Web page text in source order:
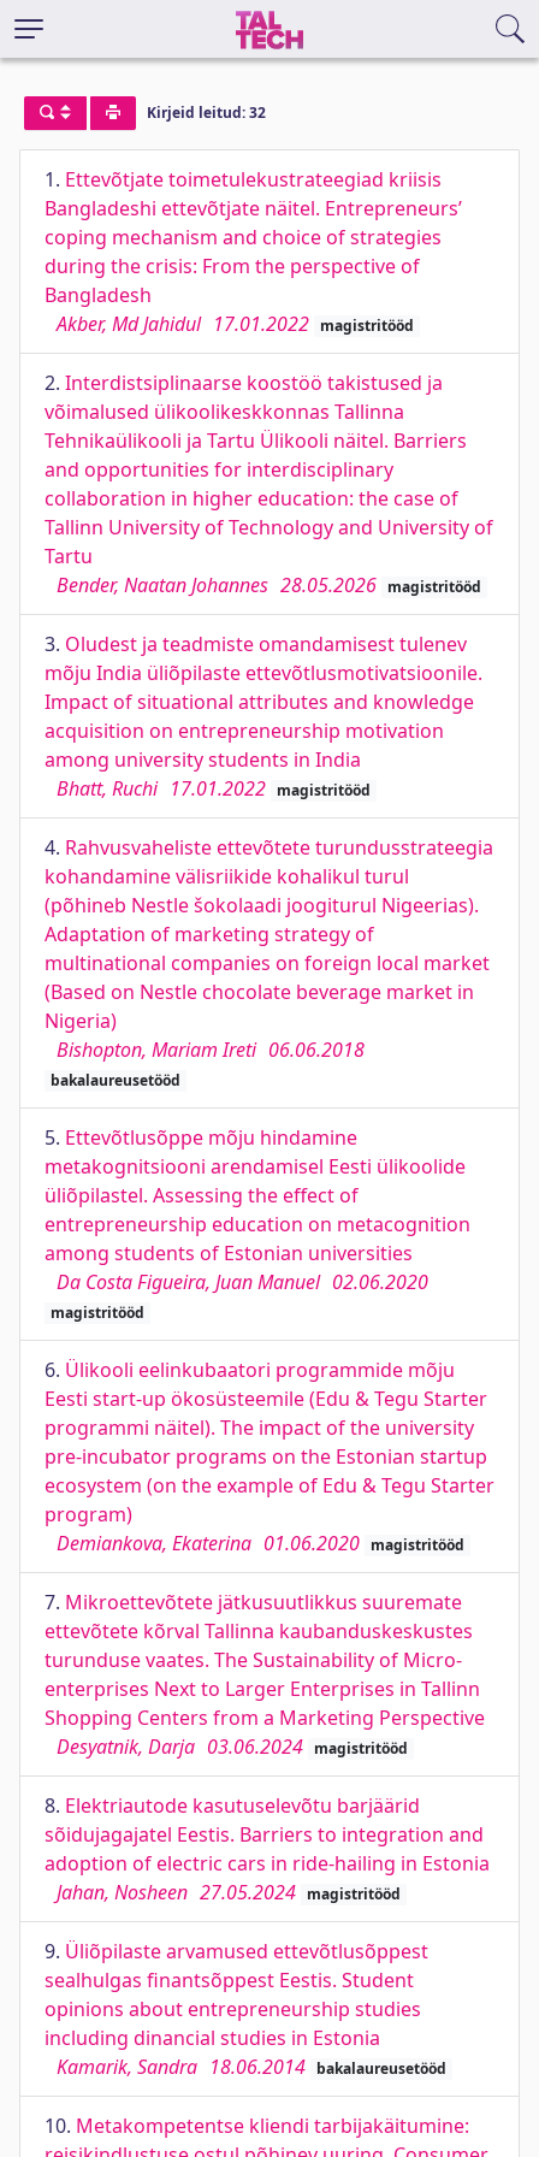
Kirjeid leitud: 32
1. Ettevõtjate toimetulekustrateegiad kriisis
Bangladeshi ettevõtjate näitel. Entrepreneurs’
coping mechanism and choice of strategies
during the crisis: From the perspective of
Bangladesh
Akber, Md Jahidul 17.01.2022 magistritööd
2. Interdistsiplinaarse koostöö takistused ja
võimalused ülikoolikeskkonnas Tallinna
Tehnikaülikooli ja Tartu Ülikooli näitel. Barriers
and opportunities for interdisciplinary
collaboration in higher education: the case of
Tallinn University of Technology and University of
Tartu
Bender, Naatan Johannes 28.05.2026 magistritööd
3. Oludest ja teadmiste omandamisest tulenev
mõju India üliõpilaste ettevõtlusmotivatsioonile.
Impact of situational attributes and knowledge
acquisition on entrepreneurship motivation
among university students in India
Bhatt, Ruchi 17.01.2022 magistritööd
4. Rahvusvaheliste ettevõtete turundusstrateegia
kohandamine välisriikide kohalikul turul
(põhineb Nestle šokolaadi joogiturul Nigeerias).
Adaptation of marketing strategy of
multinational companies on foreign local market
(Based on Nestle chocolate beverage market in
Nigeria)
Bishopton, Mariam Ireti 06.06.2018
bakalaureusetööd
5. Ettevõtlusõppe mõju hindamine
metakognitsiooni arendamisel Eesti ülikoolide
üliõpilastel. Assessing the effect of
entrepreneurship education on metacognition
among students of Estonian universities
Da Costa Figueira, Juan Manuel 02.06.2020
magistritööd
6. Ülikooli eelinkubaatori programmide mõju
Eesti start-up ökosüsteemile (Edu & Tegu Starter
programmi näitel). The impact of the university
pre-incubator programs on the Estonian startup
ecosystem (on the example of Edu & Tegu Starter
program)
Demiankova, Ekaterina 01.06.2020 magistritööd
7. Mikroettevõtete jätkusuutlikkus suuremate
ettevõtete kõrval Tallinna kaubanduskeskustes
turunduse vaates. The Sustainability of Micro-
enterprises Next to Larger Enterprises in Tallinn
Shopping Centers from a Marketing Perspective
Desyatnik, Darja 03.06.2024 magistritööd
8. Elektriautode kasutuselevõtu barjäärid
sõidujagajatel Eestis. Barriers to integration and
adoption of electric cars in ride-hailing in Estonia
Jahan, Nosheen 27.05.2024 magistritööd
9. Üliõpilaste arvamused ettevõtlusõppest
sealhulgas finantsõppest Eestis. Student
opinions about entrepreneurship studies
including dinancial studies in Estonia
Kamarik, Sandra 18.06.2014 bakalaureusetööd
10. Metakompetentse kliendi tarbijakäitumine: